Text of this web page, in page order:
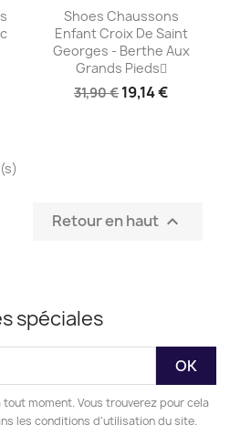
Aperçu rapide
Shoes Chaussons
Enfant Croix De Saint
Georges - Berthe Aux
Grands Pieds
31,90 € 19,14 €
Retour en haut 
spéciales
moment. Vous trouverez pour cela
les conditions d'utilisation du site.